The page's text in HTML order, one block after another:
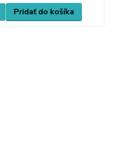
Pridať do košíka